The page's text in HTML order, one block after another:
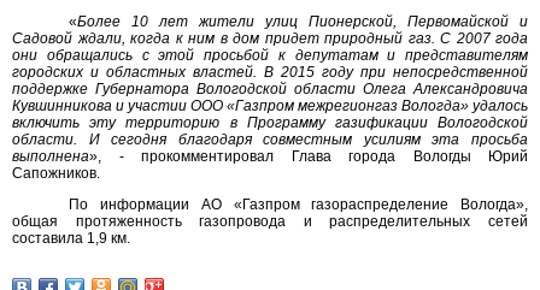
«Более 10 лет жители улиц Пионерской, Первомайской и
Садовой ждали, когда к ним в дом придет природный газ. С 2007 года
они обращались с этой просьбой к депутатам и представителям
городских и областных властей. В 2015 году при непосредственной
поддержке Губернатора Вологодской области Олега Александровича
Кувшинникова и участии ООО «Газпром межрегионгаз Вологда» удалось
включить эту территорию в Программу газификации Вологодской
области. И сегодня благодаря совместным усилиям эта просьба
выполнена», - прокомментировал Глава города Вологды Юрий
Сапожников.
По информации АО «Газпром газораспределение Вологда»,
общая протяженность газопровода и распределительных сетей
составила 1,9 км.